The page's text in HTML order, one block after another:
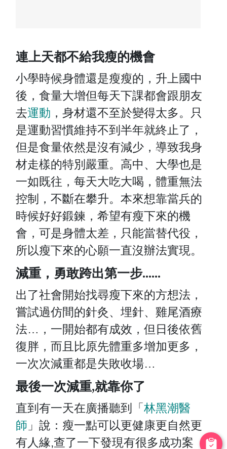
連上天都不給我瘦的機會
小學時候身體還是瘦瘦的，升上國中
後，食量大增但每天下課都會跟朋友
去運動 ，身材還不至於變得太多。只
是運動習慣維持不到半年就終止了，
但是食量依然是沒有減少，導致我身
材走樣的特別嚴重。高中、大學也是
一如既往，每天大吃大喝，體重無法
控制，不斷在攀升。本來想靠當兵的
時候好好鍛鍊，希望有瘦下來的機
會，可是身體太差，只能當替代役，
所以瘦下來的心願一直沒辦法實現。
減重，勇敢跨出第一步…...
出了社會開始找尋瘦下來的方想法，
嘗試過仿間的針灸、埋針、雞尾酒療
法…，一開始都有成效，但日後依舊
復胖，而且比原先體重多增加更多，
一次次減重都是失敗收場…
最後一次減重,就靠你了
直到有一天在廣播聽到「林黑潮醫
師 」說：瘦一點可以更健康更自然更
有人緣,查了一下發現有很多成功案